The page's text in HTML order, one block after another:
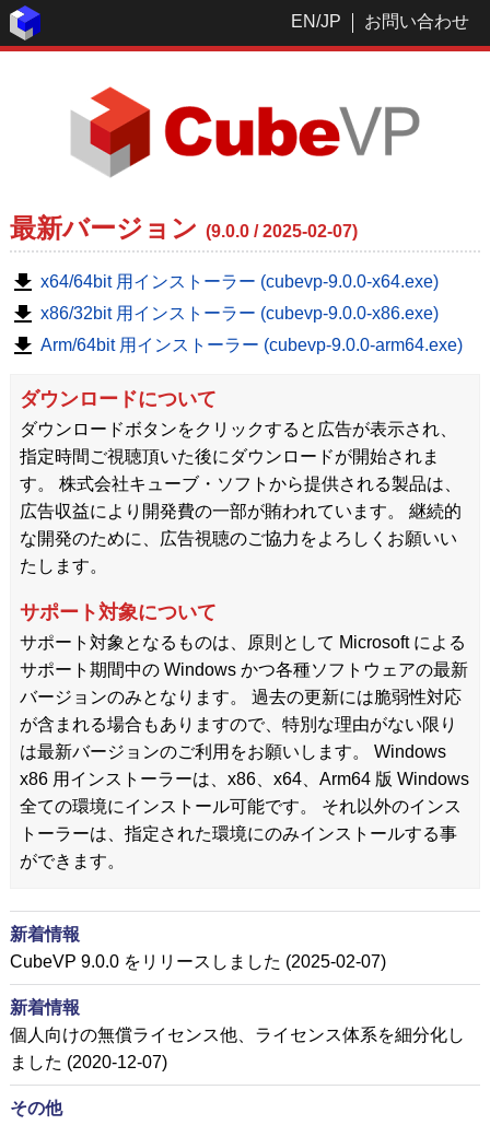
EN/JP お問い合わせ
最新バージョン (9.0.0 / 2025-02-07)
x64/64bit 用インストーラー (cubevp-9.0.0-x64.exe)
x86/32bit 用インストーラー (cubevp-9.0.0-x86.exe)
Arm/64bit 用インストーラー (cubevp-9.0.0-arm64.exe)
ダウンロードについて
ダウンロードボタンをクリックすると広告が表示され、
指定時間ご視聴頂いた後にダウンロードが開始されま
す。 株式会社キューブ・ソフトから提供される製品は、
広告収益により開発費の一部が賄われています。 継続的
な開発のために、広告視聴のご協力をよろしくお願いい
たします。
サポート対象について
サポート対象となるものは、原則として Microsoft による
サポート期間中の Windows かつ各種ソフトウェアの最新
バージョンのみとなります。 過去の更新には脆弱性対応
が含まれる場合もありますので、特別な理由がない限り
は最新バージョンのご利用をお願いします。 Windows
x86 用インストーラーは、x86、x64、Arm64 版 Windows
全ての環境にインストール可能です。 それ以外のインス
トーラーは、指定された環境にのみインストールする事
ができます。
新着情報
CubeVP 9.0.0 をリリースしました (2025-02-07)
新着情報
個人向けの無償ライセンス他、ライセンス体系を細分化し
ました (2020-12-07)
その他